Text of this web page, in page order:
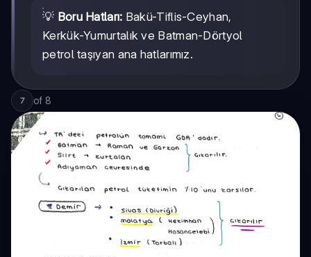
💡 Boru Hatları: Bakü-Tiflis-Ceyhan,
Kerkük-Yumurtalık ve Batman-Dörtyol
petrol taşıyan ana hatlarımız.
7 of 8